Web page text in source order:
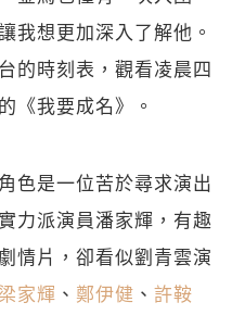
我想更加深入了解他。
的時刻表，觀看凌晨四
《我要成名》。
色是一位苦於尋求演出
力派演員潘家輝，有趣
情片，卻看似劉青雲演
梁家輝 、 鄭伊健 、許鞍